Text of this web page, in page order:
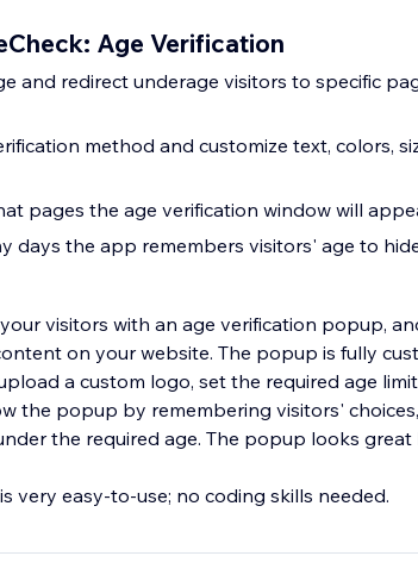
Age Verification
and redirect underage visitors to specific
method and customize text, colors,
pages the age verification window will
days the app remembers visitors' age to
visitors with an age verification popup,
on your website. The popup is fully
a custom logo, set the required age
the popup by remembering visitors'
the required age. The popup looks
very easy-to-use; no coding skills needed.